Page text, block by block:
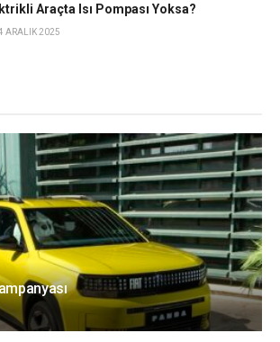
Araçta Isı Pompası Yoksa?
ARALIK 2025